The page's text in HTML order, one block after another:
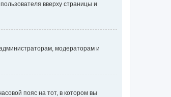
вверху страницы и
модераторам и
пояс на тот, в котором вы